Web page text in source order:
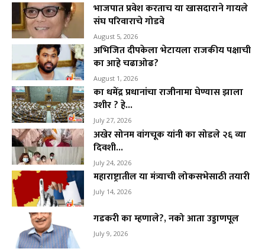
भाजपात प्रवेश करताच या खासदाराने गायले
संघ परिवाराचे गोडवे
August 5, 2026
अभिजित दीपकेला भेटायला राजकीय पक्षाची
का आहे चढाओढ?
August 1, 2026
का धमेंद्र प्रधानांचा राजीनामा घेण्यास झाला
उशीर ? हे...
July 27, 2026
अखेर सोनम वांगचूक यांनी का सोडले २६ व्या
दिवशी...
July 24, 2026
महाराष्ट्रातील या मंत्र्याची लोकसभेसाठी तयारी
July 14, 2026
गडकरी का म्हणाले?, नको आता उड्डाणपूल
July 9, 2026